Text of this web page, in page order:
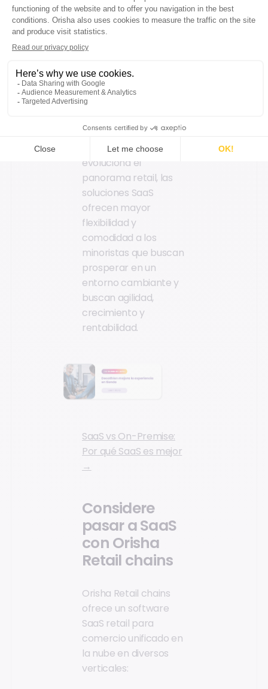
minoristas
concentrarse en
excelentes
experiencias a los
clientes.
En conclusión, a
medida que
evoluciona el
panorama retail, las
soluciones SaaS
ofrecen mayor
flexibilidad y
comodidad a los
minoristas que buscan
prosperar en un
entorno cambiante y
buscan agilidad,
crecimiento y
rentabilidad.
SaaS vs On-Premise:
Por qué SaaS es mejor
→
Considere
pasar a SaaS
con Orisha
Retail chains
Orisha Retail chains
ofrece un software
SaaS retail para
comercio unificado en
la nube en diversos
verticales: